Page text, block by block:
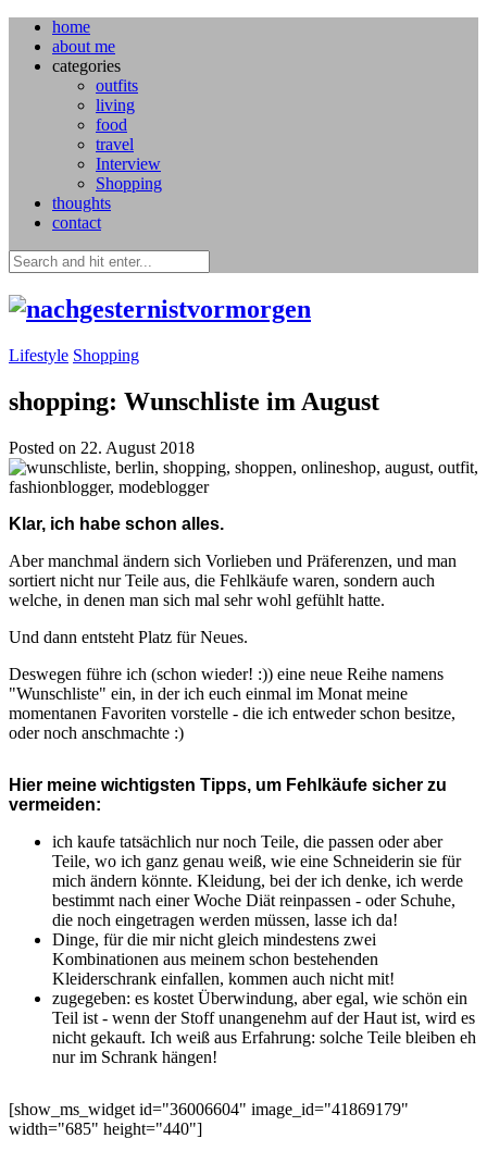
home
about me
categories
outfits
living
food
travel
Interview
Shopping
thoughts
contact
Lifestyle Shopping
shopping: Wunschliste im August
Posted on 22. August 2018
Klar, ich habe schon alles.
Aber manchmal ändern sich Vorlieben und Präferenzen, und man
sortiert nicht nur Teile aus, die Fehlkäufe waren, sondern auch
welche, in denen man sich mal sehr wohl gefühlt hatte.
Und dann entsteht Platz für Neues.
Deswegen führe ich (schon wieder! :)) eine neue Reihe namens
"Wunschliste" ein, in der ich euch einmal im Monat meine
momentanen Favoriten vorstelle - die ich entweder schon besitze,
oder noch anschmachte :)
Hier meine wichtigsten Tipps, um Fehlkäufe sicher zu
vermeiden:
ich kaufe tatsächlich nur noch Teile, die passen oder aber
Teile, wo ich ganz genau weiß, wie eine Schneiderin sie für
mich ändern könnte. Kleidung, bei der ich denke, ich werde
bestimmt nach einer Woche Diät reinpassen - oder Schuhe,
die noch eingetragen werden müssen, lasse ich da!
Dinge, für die mir nicht gleich mindestens zwei
Kombinationen aus meinem schon bestehenden
Kleiderschrank einfallen, kommen auch nicht mit!
zugegeben: es kostet Überwindung, aber egal, wie schön ein
Teil ist - wenn der Stoff unangenehm auf der Haut ist, wird es
nicht gekauft. Ich weiß aus Erfahrung: solche Teile bleiben eh
nur im Schrank hängen!
[show_ms_widget id="36006604" image_id="41869179"
width="685" height="440"]